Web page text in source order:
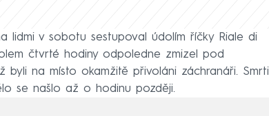
lidmi v sobotu sestupoval údolím říčky Riale di
čtvrté hodiny odpoledne zmizel pod
byli na místo okamžitě přivoláni záchranáři. Smrti
se našlo až o hodinu později.